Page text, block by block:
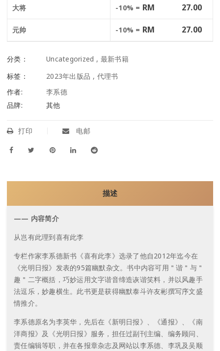
大将 -10% = RM 27.00
元帅 -10% = RM 27.00
分类： Uncategorized , 最新书籍
标签：
2023年出版品 , 代理书
作者:
李系德
品牌:
其他
打印 电邮
描述
—— 内容简介
从岂有此理到喜有此李
专栏作家李系德新书《喜有此李》选录了他自2012年迄今在
《光明日报》发表的95篇幽默杂文。书中内容可用＂谐＂与＂
趣＂二字概括，巧妙运用文字谐音缔造诙谐笑料，并以风趣手
法逗乐，妙趣横生。此书更是获得幽默泰斗许友彬撰写序文盛
情推介。
李系德原名为李英华，先后在《新明日报》、《通报》、《南
洋商报》及《光明日报》服务，担任过副刊主编、编务顾问、
责任编辑等职，并在各报章杂志及网站以李系德、李巩及吴顺